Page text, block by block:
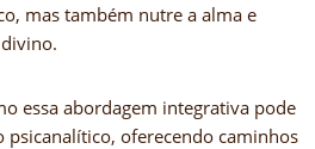
mas também nutre a alma e
essa abordagem integrativa pode
oferecendo caminhos